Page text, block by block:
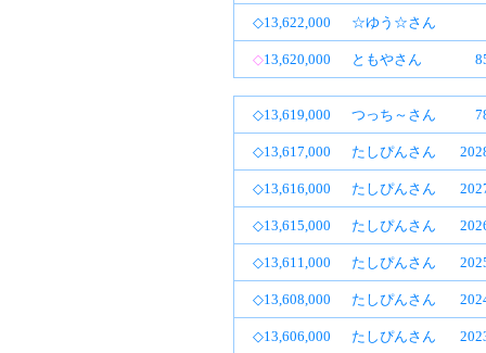
◇13,622,000 ☆ゆう☆さん
◇13,620,000 ともやさん
◇13,619,000 つっち～さん
◇13,617,000 たしぴんさん
◇13,616,000 たしぴんさん
◇13,615,000 たしぴんさん
◇13,611,000 たしぴんさん
◇13,608,000 たしぴんさん
◇13,606,000 たしぴんさん